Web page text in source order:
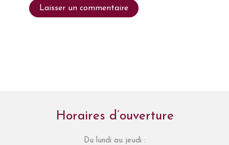
Horaires d’ouverture
Du lundi au jeudi :